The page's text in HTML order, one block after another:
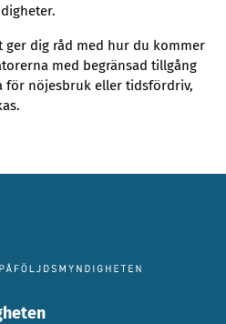
ger dig råd med hur du kommer
med begränsad tillgång
för nöjesbruk eller tidsfördriv,